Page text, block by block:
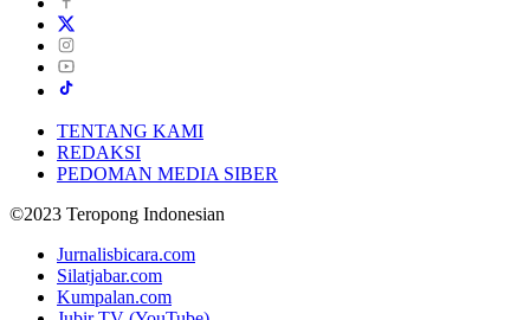
TENTANG KAMI
REDAKSI
PEDOMAN MEDIA SIBER
©2023 Teropong Indonesian
Jurnalisbicara.com
Silatjabar.com
Kumpalan.com